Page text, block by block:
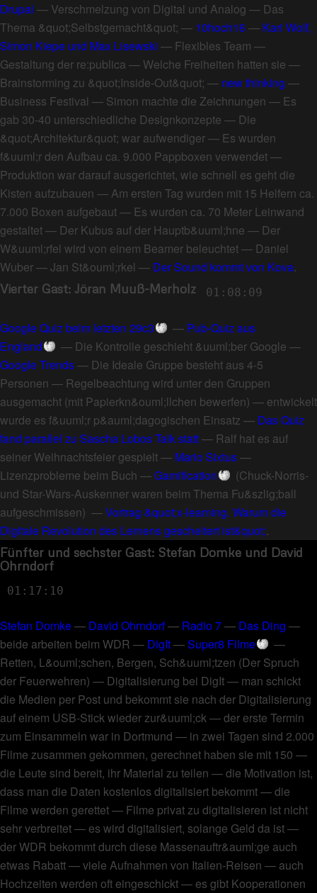
Drupal — Verschmelzung von Digital und Analog — Das
Thema &quot;Selbstgemacht&quot; — 10hoch16— Kari Wolf,
Simon Kiepe und Max Lisewski — Flexibles Team —
Gestaltung der re:publica — Welche Freiheiten hatten sie —
Brainstorming zu &quot;Inside-Out&quot; — new thinking —
Business Festival — Simon machte die Zeichnungen — Es
gab 30-40 unterschiedliche Designkonzepte — Die
&quot;Architektur&quot; war aufwendiger— Es wurden
f&uuml;r den Aufbau ca. 9.000 Pappboxen verwendet—
Produktion war darauf ausgerichtet, wie schnell es geht die
Kisten aufzubauen —Am ersten Tag wurden mit 15 Helfern ca.
7.000 Boxen aufgebaut— Es wurden ca. 70 Meter Leinwand
gestaltet— Der Kubus auf der Hauptb&uuml;hne — Der
W&uuml;rfel wird von einem Beamer beleuchtet— Daniel
Wuber—Jan St&ouml;rkel — Der Sound kommt von Kova.
Vierter Gast: Jöran Muuß-Merholz 01:08:09
Google Quiz beim letzten 29c3 — Pub-Quiz aus
England
— Die Kontrolle geschieht &uuml;ber Google —
Google Trends— Die Ideale Gruppe besteht aus 4-5
Personen — Regelbeachtung wird unter den Gruppen
ausgemacht (mit Papierkn&ouml;llchen bewerfen) — entwickelt
wurde es f&uuml;r p&auml;dagogischen Einsatz — Das Quiz
fand parallel zu Sascha Lobos Talk statt— Ralf hat es auf
seiner Weihnachtsfeier gespielt— Mario Sixtus—
Lizenzprobleme beim Buch —Gamification (Chuck-Norris-
und Star-Wars-Auskenner waren beim Thema Fu&szlig;ball
aufgeschmissen) —Vortrag &quot;x-learning. Warum die
Digitale Revolution des Lernens gescheitert ist&quot;.
Fünfter und sechster Gast: Stefan Domke und David
Ohrndorf
01:17:10
Stefan Domke— David Ohrndorf— Radio 7— Das Ding —
beide arbeiten beim WDR — DigIt—Super8 Filme
—
Retten, L&ouml;schen, Bergen, Sch&uuml;tzen (Der Spruch
der Feuerwehren) — Digitalisierung bei DigIt— man schickt
die Medien per Post und bekommt sie nach der Digitalisierung
auf einem USB-Stick wieder zur&uuml;ck—der erste Termin
zum Einsammeln war in Dortmund — in zwei Tagen sind 2.000
Filme zusammen gekommen, gerechnet haben sie mit 150 —
die Leute sind bereit, ihr Material zu teilen —die Motivation ist,
dass man die Daten kostenlos digitalisiert bekommt—die
Filme werden gerettet— Filme privat zu digitalisieren ist nicht
sehr verbreitet— es wird digitalisiert, solange Geld da ist—
der WDR bekommt durch diese Massenauftr&auml;ge auch
etwas Rabatt—viele Aufnahmen von Italien-Reisen — auch
Hochzeiten werden oft eingeschickt— es gibt Kooperationen